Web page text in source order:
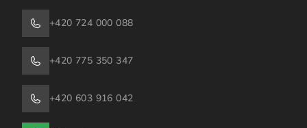
+420 724 000 088
+420 775 350 347
+420 603 916 042